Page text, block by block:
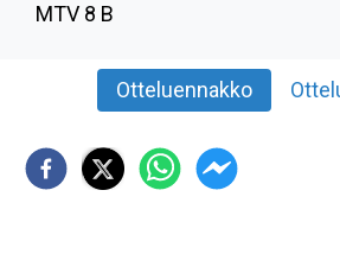
MTV 8 B
Otteluennakko